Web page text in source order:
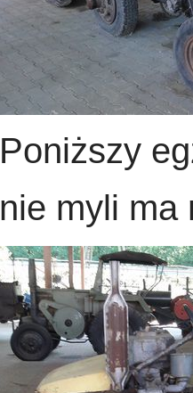
Poniższy
nie myli ma